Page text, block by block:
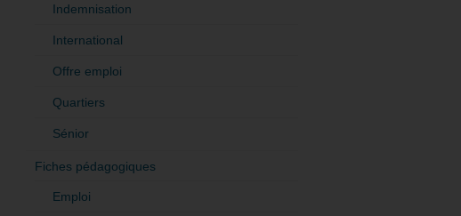
Indemnisation
International
Offre emploi
Quartiers
Sénior
Fiches pédagogiques
Emploi